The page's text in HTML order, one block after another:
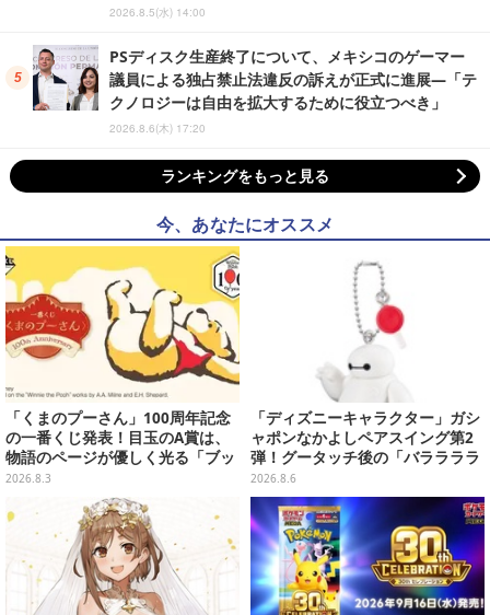
2026.8.5(水) 14:00
PSディスク生産終了について、メキシコのゲーマー
議員による独占禁止法違反の訴えが正式に進展―「テ
クノロジーは自由を拡大するために役立つべき」
2026.8.6(木) 17:20
ランキングをもっと見る
今、あなたにオススメ
「くまのプーさん」100周年記念
の一番くじ発表！目玉のA賞は、
物語のページが優しく光る「ブッ
クシェイプドライト」
2026.8.3
「ディズニーキャラクター」ガシ
ャポンなかよしペアスイング第2
弾！グータッチ後の「バララララ
ララ～♪」を再現したヒロ＆ベイ
マックスなど全4種
2026.8.6